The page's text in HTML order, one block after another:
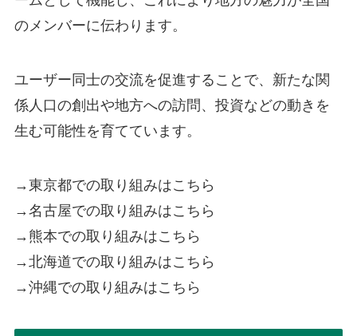
のメンバーに伝わります。
ユーザー同士の交流を促進することで、新たな関
係人口の創出や地方への訪問、投資などの動きを
生む可能性を育てています。
→東京都での取り組みはこちら
→名古屋での取り組みはこちら
→熊本での取り組みはこちら
→北海道での取り組みはこちら
→沖縄での取り組みはこちら